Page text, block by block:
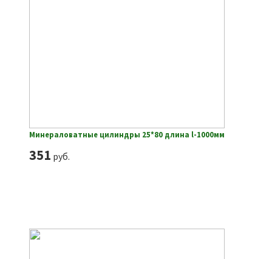
Минераловатные цилиндры 25*80 длина l-1000мм
351 руб.